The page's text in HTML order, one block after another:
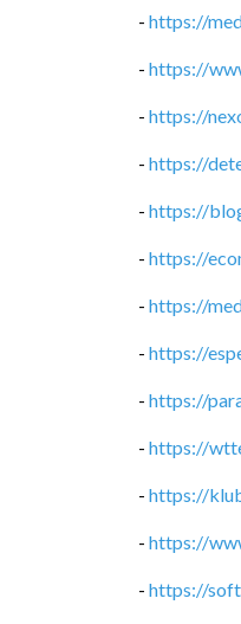
- https://
- https://
- https://
- https://
- https://
- https://
- https://
- https://
- https://
- https://
- https://
- https://
- https://